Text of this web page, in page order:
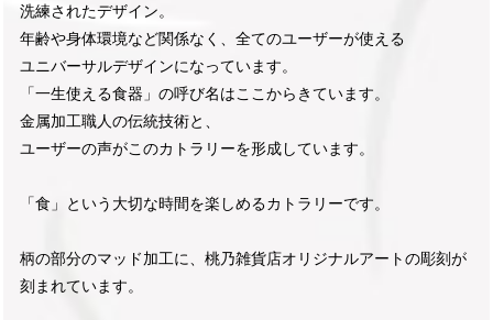
洗練されたデザイン。
年齢や身体環境など関係なく、全てのユーザーが使える
ユニバーサルデザインになっています。
「一生使える食器」の呼び名はここからきています。
金属加工職人の伝統技術と、
ユーザーの声がこのカトラリーを形成しています。
「食」という大切な時間を楽しめるカトラリーです。
柄の部分のマッド加工に、桃乃雑貨店オリジナルアートの彫刻が
刻まれています。